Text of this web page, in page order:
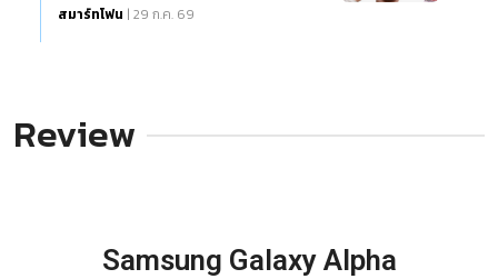
สมาร์ทโฟน | 29 ก.ค. 69
Review
Samsung Galaxy Alpha